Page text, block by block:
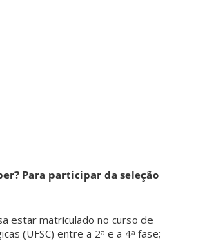
Para participar da seleção
estar matriculado no curso de
(UFSC) entre a 2ᵃ e a 4ᵃ fase;